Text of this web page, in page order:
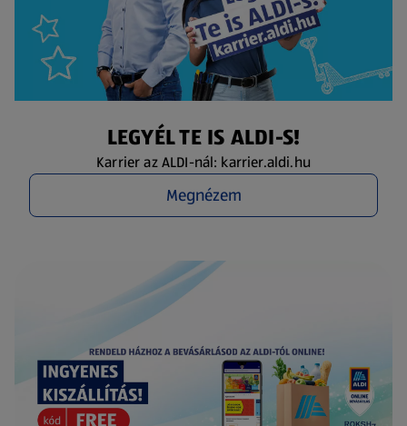
LEGYÉL TE IS ALDI-S!
Karrier az ALDI-nál: karrier.aldi.hu
Megnézem